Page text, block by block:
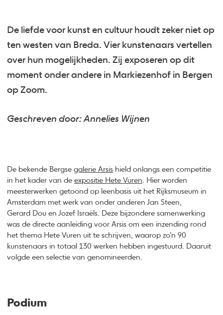
De liefde voor kunst en cultuur houdt zeker niet op
ten westen van Breda. Vier kunstenaars vertellen
over hun mogelijkheden. Zij exposeren op dit
moment onder andere in Markiezenhof in Bergen
op Zoom.
Geschreven door: Annelies Wijnen
De bekende Bergsegalerie Arsis hield onlangs een competitie
in het kader van deexpositie Hete Vuren. Hier worden
meesterwerken getoond op leenbasis uit het Rijksmuseum in
Amsterdam met werk van onder anderen Jan Steen,
Gerard Dou en Jozef Israëls. Deze bijzondere samenwerking
was de directe aanleiding voor Arsis om een inzending rond
het thema Hete Vuren uit te schrijven, waarop zo’n 90
kunstenaars in totaal 130 werken hebben ingestuurd. Daaruit
volgde een selectie van genomineerden.
Podium